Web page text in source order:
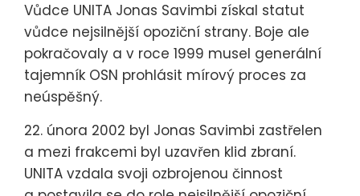
Vůdce UNITA Jonas Savimbi získal statut
vůdce nejsilnější opoziční strany. Boje ale
pokračovaly a v roce 1999 musel generální
tajemník OSN prohlásit mírový proces za
neúspěšný.
22. února 2002 byl Jonas Savimbi zastřelen
a mezi frakcemi byl uzavřen klid zbraní.
UNITA vzdala svoji ozbrojenou činnost